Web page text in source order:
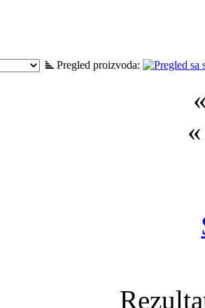
Pregled proizvoda: